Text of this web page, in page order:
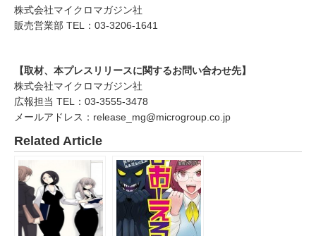
株式会社マイクロマガジン社
販売営業部 TEL：03-3206-1641
【取材、本プレスリリースに関するお問い合わせ先】
株式会社マイクロマガジン社
広報担当 TEL：03-3555-3478
メールアドレス：release_mg@microgroup.co.jp
Related Article